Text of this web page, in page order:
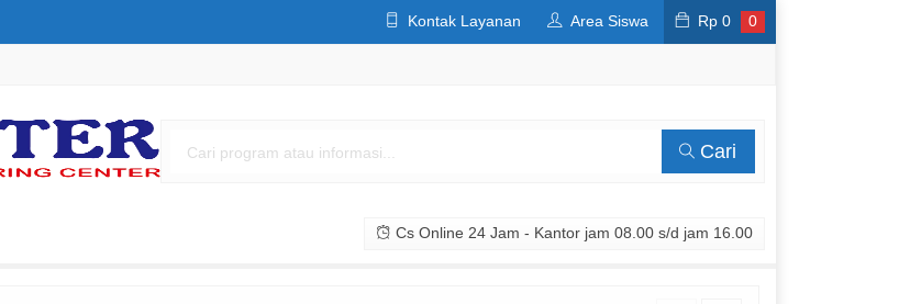
Kontak Layanan Area Siswa Rp 0 0
Cari
Cs Online 24 Jam - Kantor jam 08.00 s/d jam 16.00